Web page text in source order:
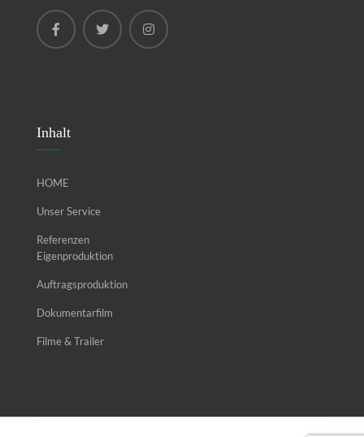
Inhalt
HOME
Unser Service
Referenzen
Eigenproduktion
Auftragsproduktion
Dokumentarfilm
Filme & Trailer